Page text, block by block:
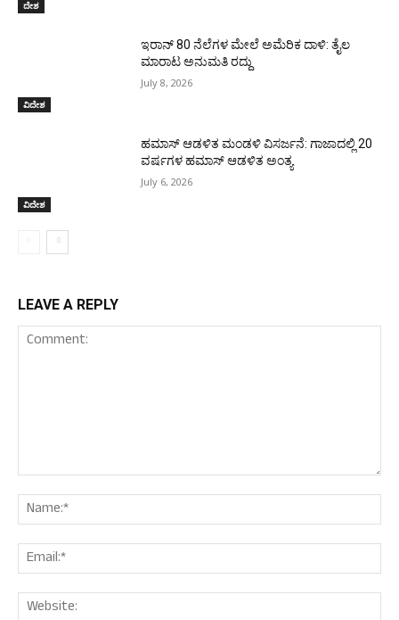
ದೇಶ
ವಿದೇಶ
ಇರಾನ್‌ 80 ನೆಲೆಗಳ ಮೇಲೆ ಅಮೆರಿಕ ದಾಳಿ: ತೈಲ
ಮಾರಾಟ ಅನುಮತಿ ರದ್ದು
July 8, 2026
ವಿದೇಶ
ಹಮಾಸ್ ಆಡಳಿತ ಮಂಡಳಿ ವಿಸರ್ಜನೆ: ಗಾಜಾದಲ್ಲಿ 20
ವರ್ಷಗಳ ಹಮಾಸ್ ಆಡಳಿತ ಅಂತ್ಯ
July 6, 2026
LEAVE A REPLY